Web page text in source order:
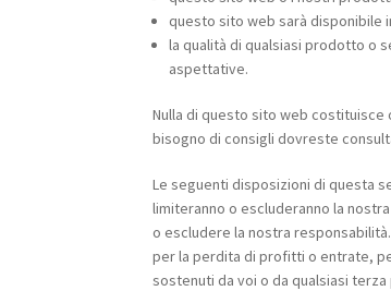
questo sito web sarà
la qualità di qualsiasi prodotto o
aspettative.
Nulla di questo sito web costituisce
bisogno di consigli dovreste
Le seguenti disposizioni di questa
limiteranno o escluderanno la
o escludere la nostra
per la perdita di profitti o entrate,
sostenuti da voi o da qualsiasi